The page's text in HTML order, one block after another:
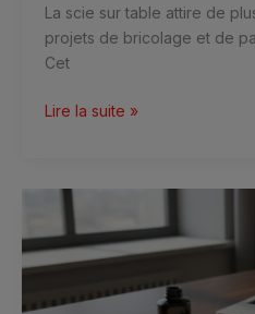
La scie sur table attire de
projets de bricolage et de
Cet
Lire la suite »
Titre
propriété
définition,